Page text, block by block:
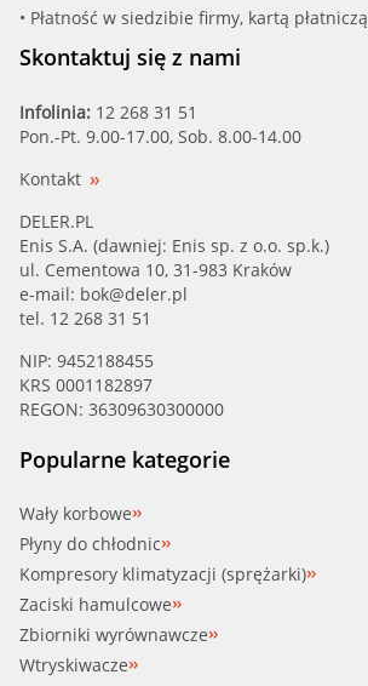
• Płatność w siedzibie firmy, kartą płatniczą
Skontaktuj się z nami
Infolinia: 12 268 31 51
Pon.-Pt. 9.00-17.00, Sob. 8.00-14.00
Kontakt
DELER.PL
Enis S.A. (dawniej: Enis sp. z o.o. sp.k.)
ul. Cementowa 10, 31-983 Kraków
e-mail: bok@deler.pl
tel. 12 268 31 51
NIP: 9452188455
KRS 0001182897
REGON: 36309630300000
Popularne kategorie
Wały korbowe
Płyny do chłodnic
Kompresory klimatyzacji (sprężarki)
Zaciski hamulcowe
Zbiorniki wyrównawcze
Wtryskiwacze